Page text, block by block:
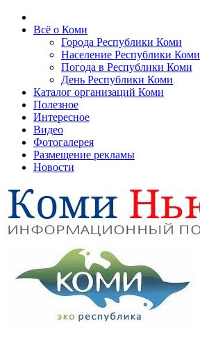
Всё о Коми
Города Республики Коми
Население Республики Коми
Погода в Республики Коми
День Республики Коми
Каталог организаций Коми
Полезное
Интересное
Видео
Фотогалерея
Размещение рекламы
Новости